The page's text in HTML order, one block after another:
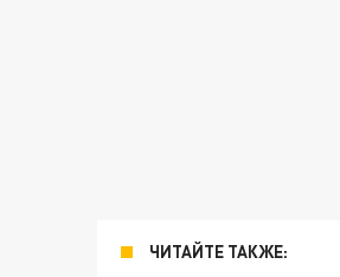
ЧИТАЙТЕ ТАКЖЕ: